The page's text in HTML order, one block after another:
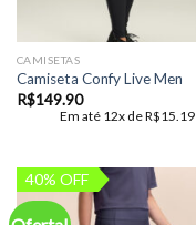
CAMISETAS
Camiseta Confy Live Men
R$149.90
Em até 12x deR$15.19
40% OFF